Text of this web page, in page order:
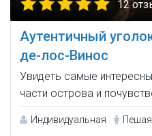
12
Аутентичный
де-лос-Винос
Увидеть самые
части острова и
Индивидуальная Пешая